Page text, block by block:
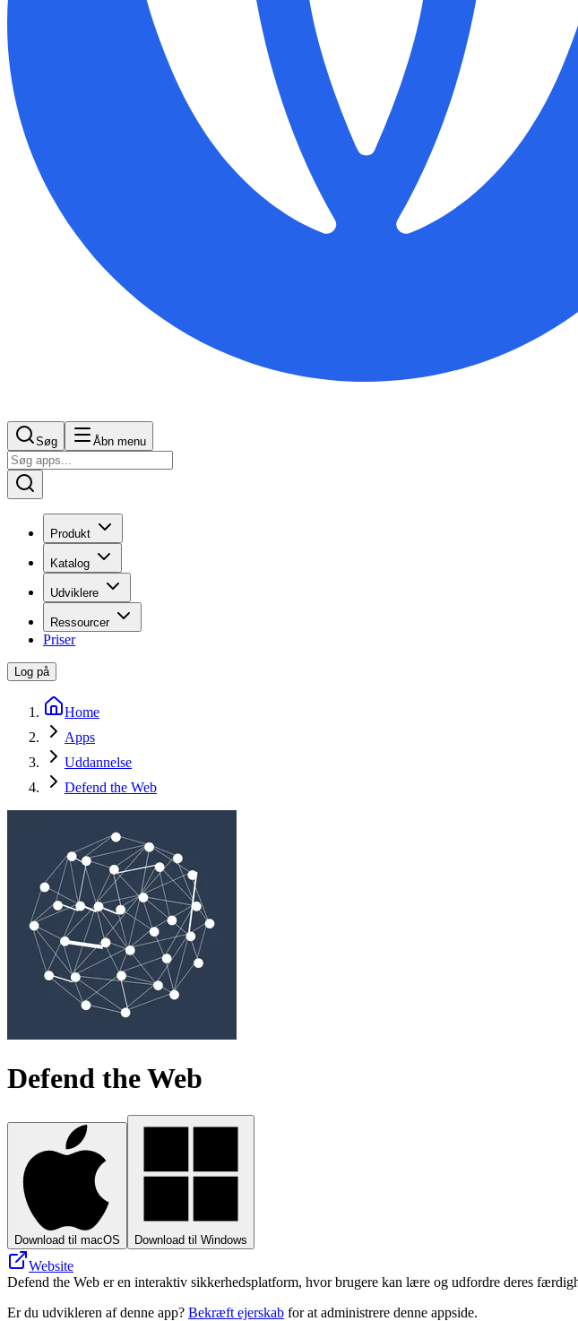
Søg Åbn menu
Produkt
Katalog
Udviklere
Ressourcer
Priser
Log på
Home
Apps
Uddannelse
Defend the Web
Defend the Web
Download til macOS Download til Windows
Website
Defend the Web er en interaktiv sikkerhedsplatform, hvor brugere kan lære og udfordre deres
Er du udvikleren af denne app? Bekræft ejerskab for at administrere denne appside.